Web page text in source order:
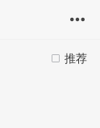
推荐